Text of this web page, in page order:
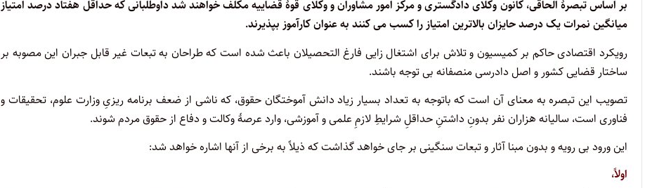
بر اساس تبصرۀ الحاقی، کانون وکلای دادگستری و مرکز امور مشاوران و وکلای قوۀ قضاییه مکلف خواهند شد داوطلبانی که حداقل هفتاد درصد امتیاز
میانگین نمرات یک درصد حایزان بالاترین امتیاز را کسب می کنند به عنوان کارآموز بپذیرند.
رویکرد اقتصادی حاکم بر کمیسیون و تلاش برای اشتغال زایی فارغ التحصیلان باعث شده است که طراحان به تبعات غیر قابل جبران این مصوبه بر
ساختار قضایی کشور و اصل دادرسی منصفانه بی توجه باشند.
تصویب این تبصره به معنای آن است که باتوجه به تعداد بسیار زیاد دانش آموختگان حقوق، که ناشی از ضعف برنامه ریزیِ وزارت علوم، تحقیقات و
فناوری است، سالیانه هزاران نفر بدونِ داشتنِ حداقلِ شرایطِ لازمِ علمی و آموزشی، وارد عرصۀ وکالت و دفاع از حقوق مردم شوند.
این ورود بی رویه و بدون مبنا آثار و تبعات سنگینی بر جای خواهد گذاشت که ذیلاً به برخی از آنها اشاره خواهد شد:
اولاً،